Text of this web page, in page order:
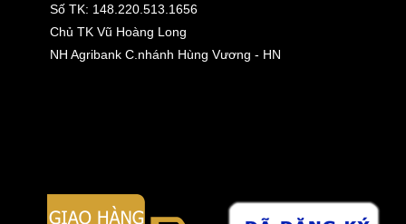
Số TK: 148.220.513.1656
Chủ TK Vũ Hoàng Long
NH Agribank C.nhánh Hùng Vương - HN